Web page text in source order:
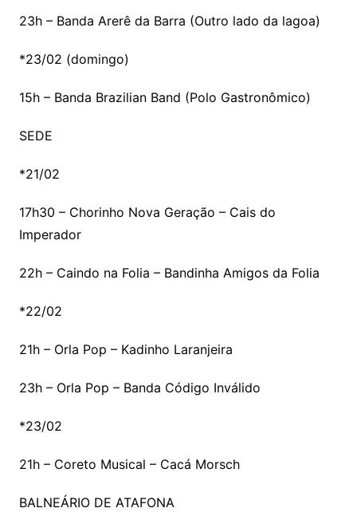
23h – Banda Arerê da Barra (Outro lado da lagoa)
*23/02 (domingo)
15h – Banda Brazilian Band (Polo Gastronômico)
SEDE
*21/02
17h30 – Chorinho Nova Geração – Cais do
Imperador
22h – Caindo na Folia – Bandinha Amigos da Folia
*22/02
21h – Orla Pop – Kadinho Laranjeira
23h – Orla Pop – Banda Código Inválido
*23/02
21h – Coreto Musical – Cacá Morsch
BALNEÁRIO DE ATAFONA